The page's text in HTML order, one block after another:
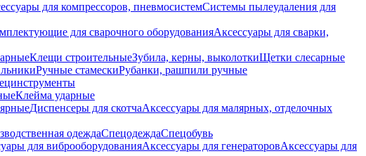
для компрессоров, пневмосистемСистемы пылеудаления для
для сварочного оборудованияАксессуары для сварки,
Клещи строительныеЗубила, керны, выколоткиЩетки слесарные
Ручные стамескиРубанки, рашпили ручные
Клейма ударные
Диспенсеры для скотчаАксессуары для малярных, отделочных
одеждаСпецодеждаСпецобувь
для виброоборудованияАксессуары для генераторовАксессуары для